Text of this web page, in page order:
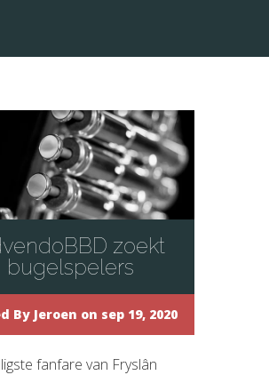
zoekt
bugelspelers
By Jeroen on sep 19, 2020
fanfare van Fryslân